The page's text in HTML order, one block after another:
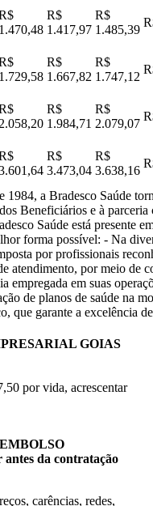
1.470,48
R$
1.417,97
R$
1.485,39
1.729,58
R$
1.667,82
R$
1.747,12
2.058,20
R$
1.984,71
R$
2.079,07
R$
3.473,04
R$
3.638,16
1984, a Bradesco Saúde
Beneficiários e à
Saúde está presente
forma possível: - Na
por profissionais
atendimento, por meio de
empregada em suas
de planos de saúde na
que garante a excelência
GOIAS
por vida, acrescentar
da contratação
carências, redes,